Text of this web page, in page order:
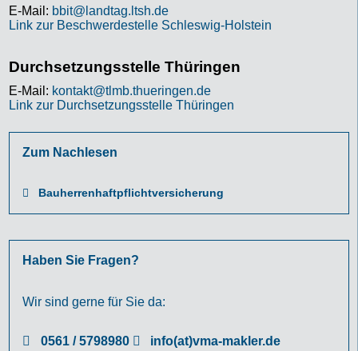
E-Mail: bbit@landtag.ltsh.de
Link zur Beschwerdestelle Schleswig-Holstein
Durchsetzungsstelle Thüringen
E-Mail: kontakt@tlmb.thueringen.de
Link zur Durchsetzungsstelle Thüringen
Zum Nachlesen
Bauherrenhaftpflichtversicherung
Haben Sie Fragen?
Wir sind gerne für Sie da:
0561 / 5798980 info(at)vma-makler.de